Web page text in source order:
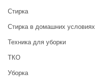
Стирка
Стирка в домашних условиях
Техника для уборки
ТКО
Уборка